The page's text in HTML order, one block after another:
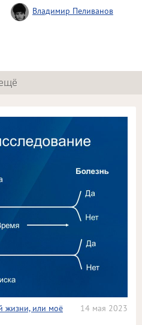
Владимир Пеливанов
14 мая 2023
жизни, или моё